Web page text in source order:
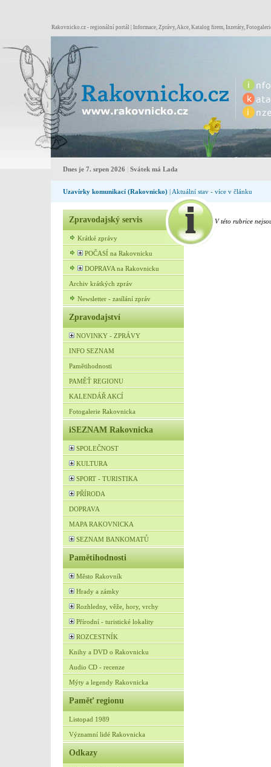
Rakovnicko.cz - regionální portál | Informace, Zprávy, Akce, Katalog firem, Inzeráty,
Dnes je 7. srpen 2026 Svátek má Lada
Uzavírky komunikací (Rakovnicko) | Aktuální stav - více v článku
Zpravodajský servis
Krátké zprávy
POČASÍ na Rakovnicku
DOPRAVA na Rakovnicku
Archiv krátkých zpráv
Newsletter - zasílání zpráv
Zpravodajství
NOVINKY - ZPRÁVY
INFO SEZNAM
Pamětihodnosti
PAMĚŤ REGIONU
KALENDÁŘ AKCÍ
Fotogalerie Rakovnicka
iSEZNAM Rakovnicka
SPOLEČNOST
KULTURA
SPORT - TURISTIKA
PŘÍRODA
DOPRAVA
MAPA RAKOVNICKA
SEZNAM BANKOMATŮ
Pamětihodnosti
Město Rakovník
Hrady a zámky
Rozhledny, věže, hory, vrchy
Přírodní - turistické lokality
ROZCESTNÍK
Knihy a DVD o Rakovnicku
Audio CD - recenze
Mýty a legendy Rakovnicka
Paměť regionu
Listopad 1989
Významní lidé Rakovnicka
Odkazy
V této rubrice